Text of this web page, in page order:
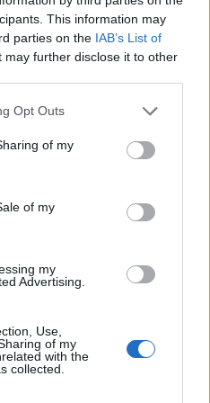
This information may
parties on the IAB’s List of
may further disclose it to other
Opt Outs
of my
of my
my
Advertising.
Use,
of my
with the
collected.
resolver problemas
das empresas,
são um forte incentivo
2021
Darderi, pelo chileno
Alexander Blockx.
da semana foi
Stan Wawrinka ao Estoril,
do antigo vencedor
marcada pela maior
Nuno Borges, Jaime
Ferreira Silva, Tiago
da reorganização dos wild
de alguns jogadores.
Torres e Jaime Faria
campanhas da edição,
de final. Torres assinou
do município
na região Centro de
Castelo Branco (CCCCB),
Internacional de Artes e
de Museus e Cultura,
do “Festival Sabores de
3 e 6 de setembro.
da inclusão de Castelo
da UNESCO”,